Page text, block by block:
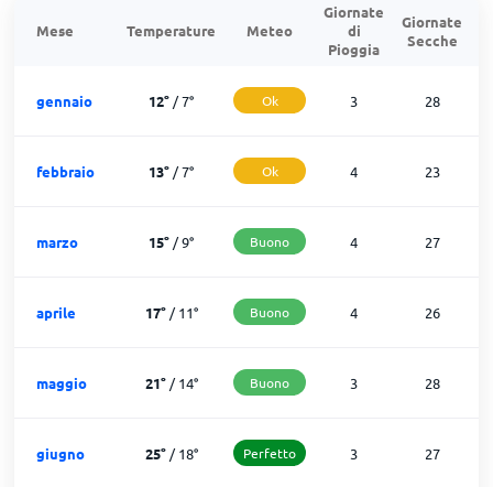
Mese Temperature Meteo
Giornate
di
Pioggia
Giornate
Secche
gennaio 12° /7° Ok 3 28
febbraio 13° /7° Ok 4 23
marzo 15° /9° Buono 4 27
aprile 17°/11° Buono 4 26
maggio 21°/14° Buono 3 28
giugno 25°/18° Perfetto 3 27